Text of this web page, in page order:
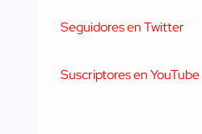
Seguidores en Twitter
Suscriptores en YouTube